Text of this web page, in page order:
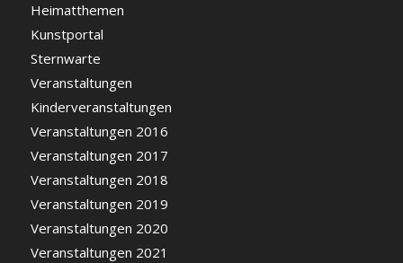
Heimatthemen
Kunstportal
Sternwarte
Veranstaltungen
Kinderveranstaltungen
Veranstaltungen 2016
Veranstaltungen 2017
Veranstaltungen 2018
Veranstaltungen 2019
Veranstaltungen 2020
Veranstaltungen 2021